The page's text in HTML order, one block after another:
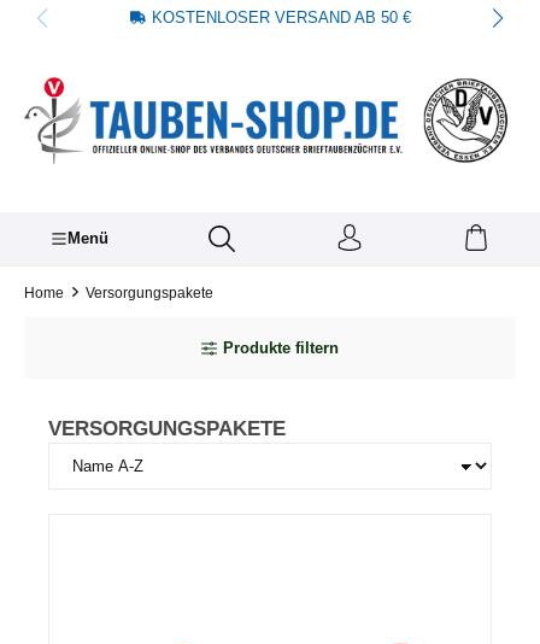
springen KOSTENLOSER VERSAND AB 50 €
Menü
Home Versorgungspakete
Produkte filtern
VERSORGUNGSPAKETE